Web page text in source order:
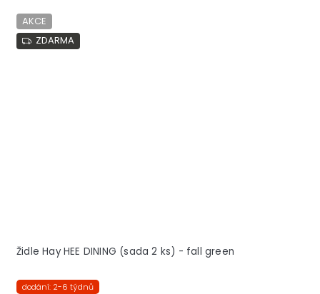
AKCE
ZDARMA
Židle Hay HEE DINING (sada 2 ks) - fall green
dodání: 2-6 týdnů